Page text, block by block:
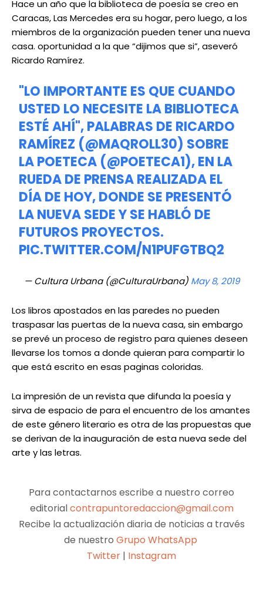
Hace un año que la biblioteca de poesía se creo en
Caracas, Las Mercedes era su hogar, pero luego, a los
miembros de la organización pueden tener una nueva
casa. oportunidad a la que “dijimos que si”, aseveró
Ricardo Ramírez.
"LO IMPORTANTE ES QUE CUANDO
USTED LO NECESITE LA BIBLIOTECA
ESTÉ AHÍ", PALABRAS DE RICARDO
RAMÍREZ (@MAQROLL30) SOBRE
LA POETECA (@POETECA1), EN LA
RUEDA DE PRENSA REALIZADA EL
DÍA DE HOY, DONDE SE PRESENTÓ
LA NUEVA SEDE Y SE HABLÓ DE
FUTUROS PROYECTOS.
PIC.TWITTER.COM/N1PUFGTBQ2
— Cultura Urbana (@CulturaUrbana) May 8, 2019
Los libros apostados en las paredes no pueden
traspasar las puertas de la nueva casa, sin embargo
se prevé un proceso de registro para quienes deseen
llevarse los tomos a donde quieran para compartir lo
que está escrito en esas paginas coloridas.
La impresión de un revista que difunda la poesía y
sirva de espacio de para el encuentro de los amantes
de este género literario es otra de las propuestas que
se derivan de la inauguración de esta nueva sede del
arte y las letras.
Para contactarnos escribe a nuestro correo
editorialcontrapuntoredaccion@gmail.com
Recibe la actualización diaria de noticias a través
de nuestro Grupo WhatsApp
Twitter | Instagram